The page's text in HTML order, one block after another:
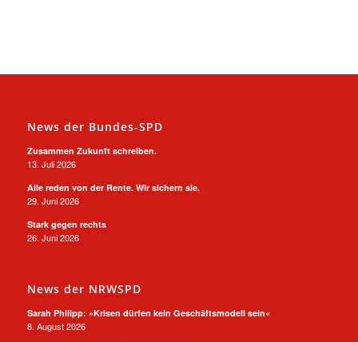
News der Bundes-SPD
Zusammen Zukunft schreiben.
13. Juli 2026
Alle reden von der Rente. Wir sichern sie.
29. Juni 2026
Stark gegen rechts
26. Juni 2026
News der NRWSPD
Sarah Philipp: »Krisen dürfen kein Geschäftsmodell sein«
8. August 2026